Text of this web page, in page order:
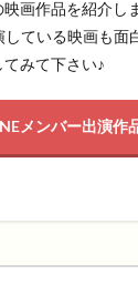
画作品を紹介し
ている映画も面
みて下さい♪
メンバー出演作